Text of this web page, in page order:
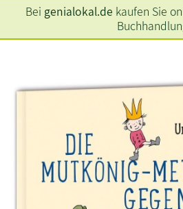
Bei genialokal.de kaufen Sie